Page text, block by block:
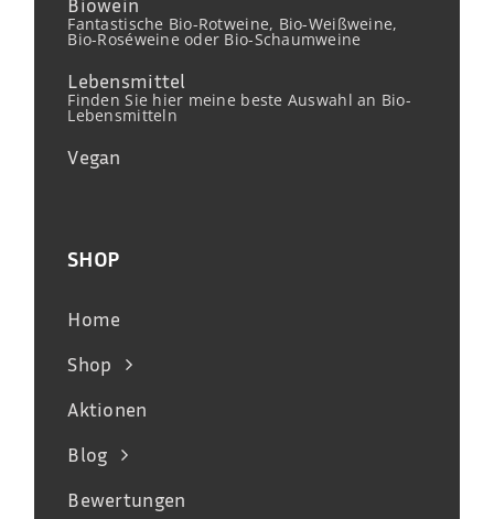
Fantastische Bio-Rotweine, Bio-Weißweine,
Bio-Roséweine oder Bio-Schaumweine
Lebensmittel
Finden Sie hier meine beste Auswahl an Bio-
Lebensmitteln
Vegan
SHOP
Home
Shop
Aktionen
Blog
Bewertungen